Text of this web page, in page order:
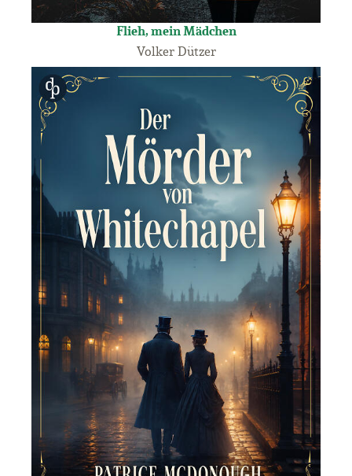
Flieh, mein Mädchen
Volker Dützer